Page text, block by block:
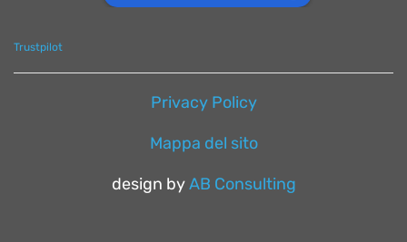
Trustpilot
Privacy Policy
Mappa del sito
design by AB Consulting